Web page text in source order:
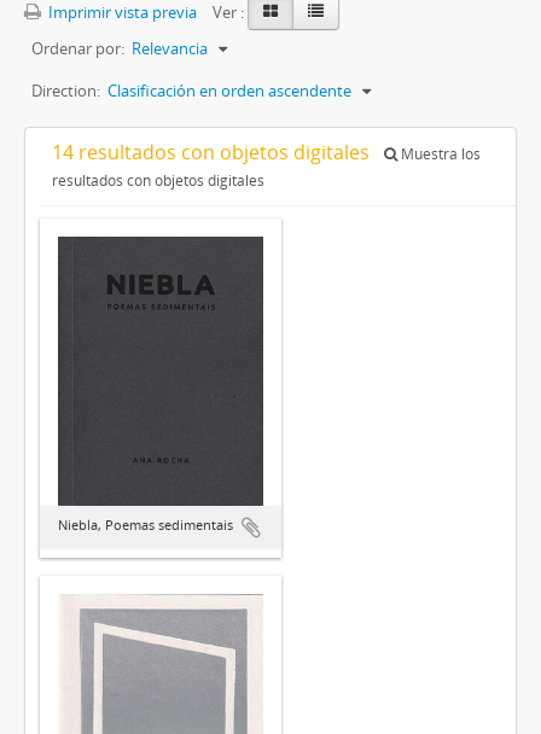
Imprimir vista previa
Ver :
Ordenar por: Relevancia
Direction: Clasificación en orden ascendente
14 resultados con objetos digitales
Muestra los
resultados con objetos digitales
Niebla, Poemas sedimentais